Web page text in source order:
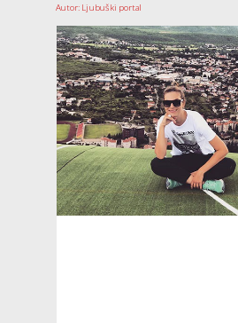
Autor: Ljubuški portal